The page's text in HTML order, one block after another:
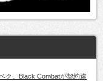
ク。Black Combatが契約違